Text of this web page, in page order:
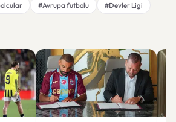
#Avrupa futbolu #Devler Ligi